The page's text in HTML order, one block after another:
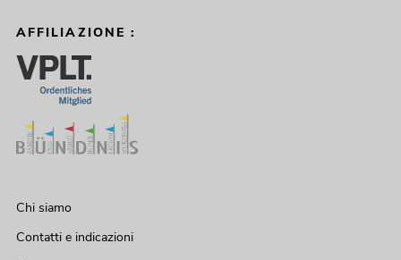
AFFILIAZIONE :
Chi siamo
Contatti e indicazioni